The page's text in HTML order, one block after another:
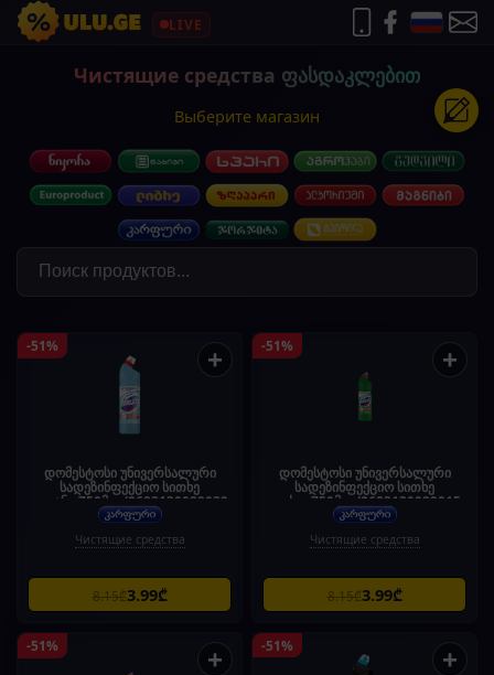
LIVE
Чистящие средства ფასდაკლებით
Выберите магазин
-51% +
დომესტოსი უნივერსალური
სადეზინფექციო სითხე
ოკეანე-750მლ/8683130029039
Чистящие средства
8.15₾3.99₾
-51% +
დომესტოსი უნივერსალური
სადეზინფექციო სითხე
ფიჭვი-750მლ/8683130029015
Чистящие средства
8.15₾3.99₾
-51% + -51% +